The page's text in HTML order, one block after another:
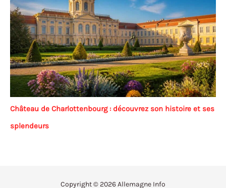
Château de Charlottenbourg : découvrez son histoire et ses
splendeurs
Copyright © 2026 Allemagne Info